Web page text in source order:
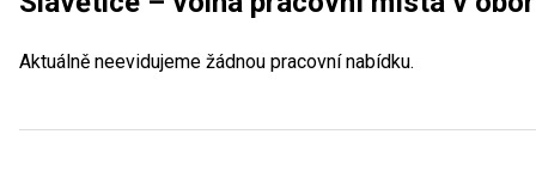
Aktuálně neevidujeme žádnou pracovní nabídku.